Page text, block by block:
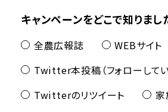
キャンペーンをどこで知りまし
全農広報誌
WEBサイト
Twitter本投稿（フォローしてい
Twitterのリツイート
家